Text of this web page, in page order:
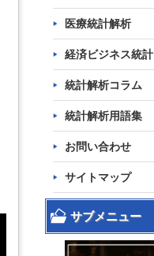
医療統計解析
経済ビジネス統計
統計解析コラム
統計解析用語集
お問い合わせ
サイトマップ
サブメニュー